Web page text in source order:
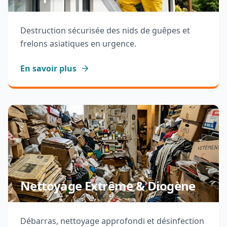
Destruction sécurisée des nids de guêpes et
frelons asiatiques en urgence.
En savoir plus
Nettoyage Extrême & Diogène
Débarras, nettoyage approfondi et désinfection